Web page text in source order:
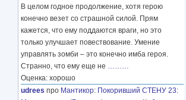
В целом годное продолжение, хотя герою
конечно везет со страшной силой. Прям
кажется, что ему поддаются враги, но это
только улучшает повествование. Умение
управлять зомби – это конечно имба героя.
Странно, что ему еще не ………
Оценка: хорошо
udrees про Мантикор: Покоривший СТЕНУ 23: